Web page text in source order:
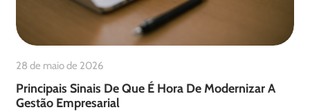
28 de maio de 2026
Principais Sinais De Que É Hora De Modernizar A
Gestão Empresarial